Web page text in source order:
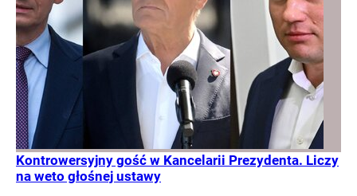
Kontrowersyjny gość w Kancelarii Prezydenta. Liczy
na weto głośnej ustawy